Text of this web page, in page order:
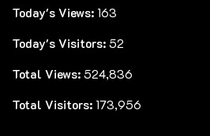
Today's Views: 163
Today's Visitors: 52
Total Views: 524,836
Total Visitors: 173,956